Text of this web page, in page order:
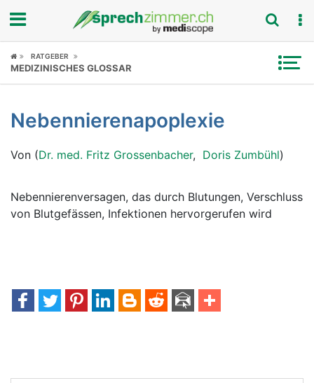
Fokus
Symptome
Untersuchungen
News
RATGEBER
MEDIZINISCHES GLOSSAR
Nebennierenapoplexie
Von (Dr. med. Fritz Grossenbacher, Doris Zumbühl)
Nebennierenversagen, das durch Blutungen, Verschluss
von Blutgefässen, Infektionen hervorgerufen wird